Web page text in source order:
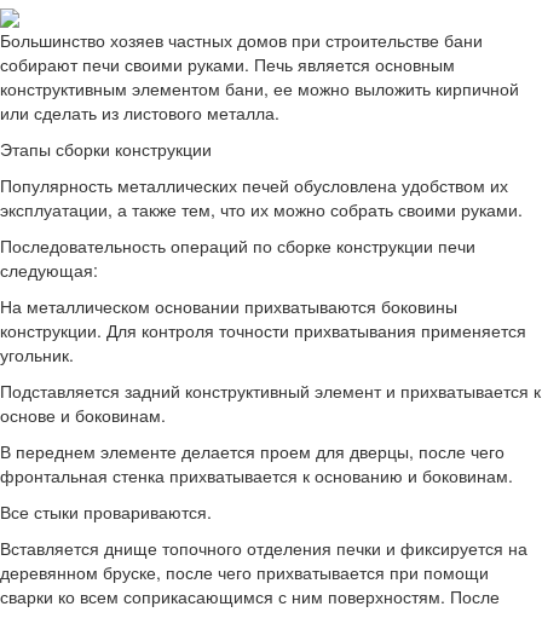
Большинство хозяев частных домов при строительстве бани
собирают печи своими руками. Печь является основным
конструктивным элементом бани, ее можно выложить кирпичной
или сделать из листового металла.
Этапы сборки конструкции
Популярность металлических печей обусловлена удобством их
эксплуатации, а также тем, что их можно собрать своими руками.
Последовательность операций по сборке конструкции печи
следующая:
На металлическом основании прихватываются боковины
конструкции. Для контроля точности прихватывания применяется
угольник.
Подставляется задний конструктивный элемент и прихватывается к
основе и боковинам.
В переднем элементе делается проем для дверцы, после чего
фронтальная стенка прихватывается к основанию и боковинам.
Все стыки провариваются.
Вставляется днище топочного отделения печки и фиксируется на
деревянном бруске, после чего прихватывается при помощи
сварки ко всем соприкасающимся с ним поверхностям. После